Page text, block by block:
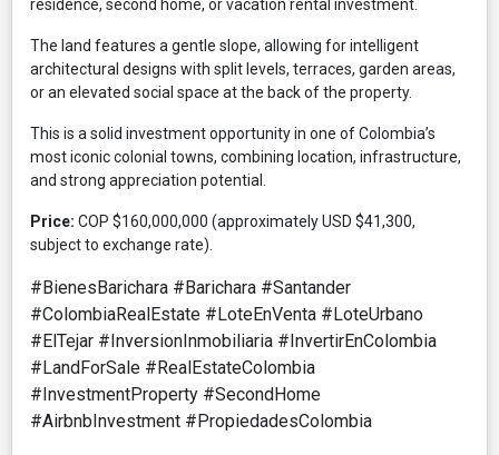
residence, second home, or vacation rental investment.
The land features a gentle slope, allowing for intelligent
architectural designs with split levels, terraces, garden areas,
or an elevated social space at the back of the property.
This is a solid investment opportunity in one of Colombia’s
most iconic colonial towns, combining location, infrastructure,
and strong appreciation potential.
Price: COP $160,000,000 (approximately USD $41,300,
subject to exchange rate).
#BienesBarichara #Barichara #Santander
#ColombiaRealEstate #LoteEnVenta #LoteUrbano
#ElTejar #InversionInmobiliaria #InvertirEnColombia
#LandForSale #RealEstateColombia
#InvestmentProperty #SecondHome
#AirbnbInvestment #PropiedadesColombia